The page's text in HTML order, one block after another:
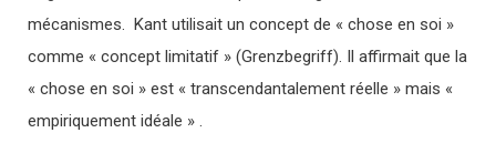
mécanismes. Kant utilisait un concept de « chose en soi »
comme « concept limitatif » (Grenzbegriff). Il affirmait que la
« chose en soi » est « transcendantalement réelle » mais «
empiriquement idéale » .